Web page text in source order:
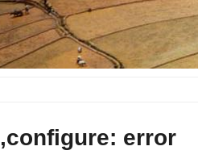
error